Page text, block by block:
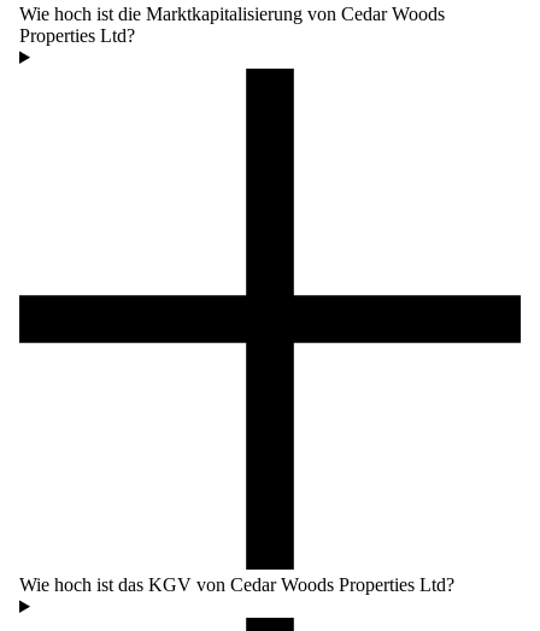
Wie hoch ist die Marktkapitalisierung von Cedar Woods
Properties Ltd?
Wie hoch ist das KGV von Cedar Woods Properties Ltd?